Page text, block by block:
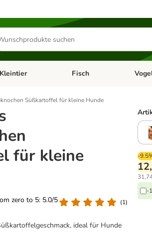
Menü öffnen: Hundefutter & Zubehör
Kleintier Kategorie-Menü öffnen:
Fisch
Süßkartoffel für kleine Hunde
für kleine
zero to 5: 5.0/5
(1)
ideal für Hunde
-
-